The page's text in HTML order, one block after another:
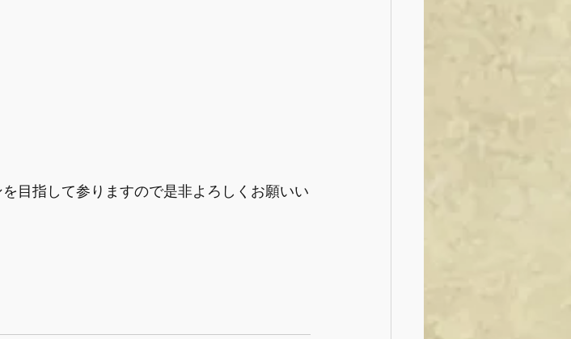
目指して参りますので是非よろしくお願いい